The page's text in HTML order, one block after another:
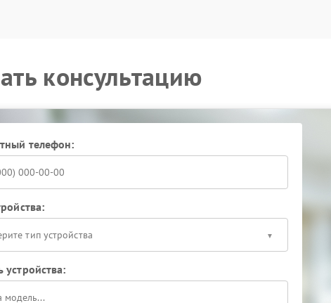
консультацию
телефон:
тип устройства
устройства: